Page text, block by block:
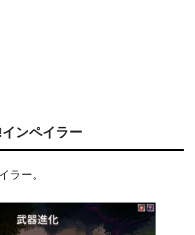
ンペイラー
ラー。